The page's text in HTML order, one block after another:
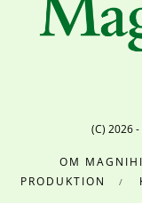
(C) 2026
OM
PRODUKTION